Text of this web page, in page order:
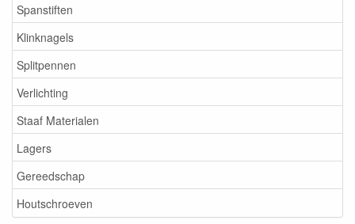
Spanstiften
Klinknagels
Splitpennen
Verlichting
Staaf Materialen
Lagers
Gereedschap
Houtschroeven